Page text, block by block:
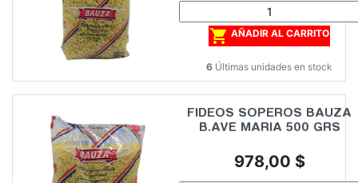
 AÑADIR AL CARRITO
6 Últimas unidades en stock
FIDEOS SOPEROS BAUZA
B.AVE MARIA 500 GRS
Precio
978,00 $